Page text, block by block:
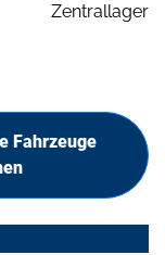
Zentrallager
Fahrzeuge